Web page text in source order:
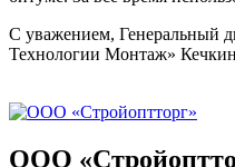
С уважением, Генеральный
Технологии Монтаж»
ООО